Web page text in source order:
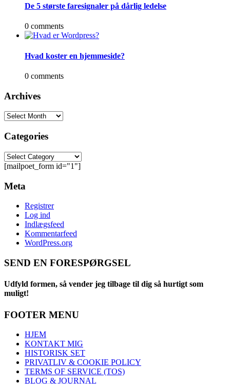
De 5 største faresignaler på dårlig ledelse
0 comments
Hvad koster en hjemmeside?
0 comments
Archives
Categories
[mailpoet_form id="1"]
Meta
Registrer
Log ind
Indlægsfeed
Kommentarfeed
WordPress.org
SEND EN FORESPØRGSEL
Udfyld formen, så vender jeg tilbage til dig så hurtigt som
muligt!
FOOTER MENU
HJEM
KONTAKT MIG
HISTORISK SET
PRIVATLIV & COOKIE POLICY
TERMS OF SERVICE (TOS)
BLOG & JOURNAL